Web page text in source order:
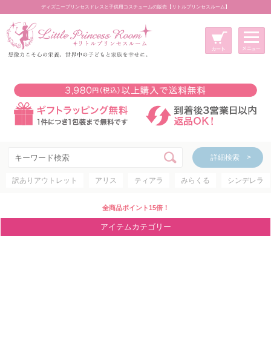
ディズニープリンセスドレスと子供用コスチュームの販売【リトルプリンセスルーム】
詳細検索 >
訳ありアウトレット アリス ティアラ みらくる シンデレラ
全商品ポイント15倍！
アイテムカテゴリー
新規会員登録
マイページ
カート
詳細検索 >
アイテムカテゴリー
ディズニープリンセス
ディズニキャラクター